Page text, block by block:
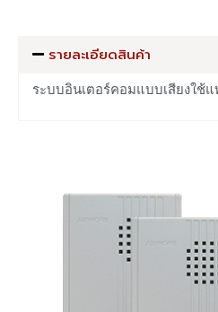
รายละเอียดสินค้า
ระบบอินเตอร์คอมแบบเสียงใช้